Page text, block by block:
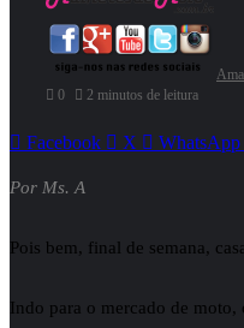
0
2 minutos de leitura
Facebook X WhatsApp
Por Ms. A
Pois bem, final de semana,
Indo para o mercado de